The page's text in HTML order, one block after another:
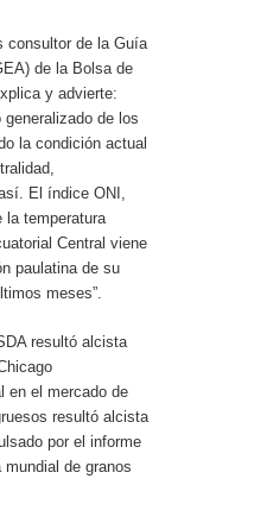
consultor de la Guía
de la Bolsa de
y advierte:
de los
la condición actual
El índice ONI,
la temperatura
Central viene
paulatina de su
meses”.
resultó alcista
en el mercado de
resultó alcista
por el informe
de granos